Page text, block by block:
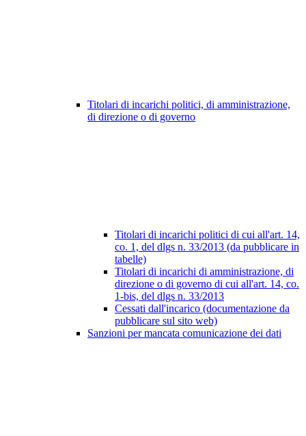
Titolari di incarichi politici, di amministrazione,
di direzione o di governo
Titolari di incarichi politici di cui all'art. 14,
co. 1, del dlgs n. 33/2013 (da pubblicare in
tabelle)
Titolari di incarichi di amministrazione, di
direzione o di governo di cui all'art. 14, co.
1-bis, del dlgs n. 33/2013
Cessati dall'incarico (documentazione da
pubblicare sul sito web)
Sanzioni per mancata comunicazione dei dati